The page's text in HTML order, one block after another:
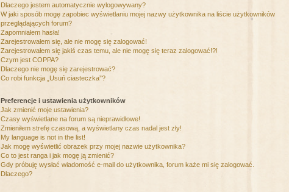
Dlaczego jestem automatycznie wylogowywany?
W jaki sposób mogę zapobiec wyświetlaniu mojej nazwy użytkownika na liście użytkowników
przeglądających forum?
Zapomniałem hasła!
Zarejestrowałem się, ale nie mogę się zalogować!
Zarejestrowałem się jakiś czas temu, ale nie mogę się teraz zalogować!?!
Czym jest COPPA?
Dlaczego nie mogę się zarejestrować?
Co robi funkcja „Usuń ciasteczka”?
Preferencje i ustawienia użytkowników
Jak zmienić moje ustawienia?
Czasy wyświetlane na forum są nieprawidłowe!
Zmieniłem strefę czasową, a wyświetlany czas nadal jest zły!
My language is not in the list!
Jak mogę wyświetlić obrazek przy mojej nazwie użytkownika?
Co to jest ranga i jak mogę ją zmienić?
Gdy próbuję wysłać wiadomość e-mail do użytkownika, forum każe mi się zalogować.
Dlaczego?